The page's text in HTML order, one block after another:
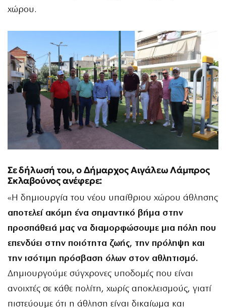
χώρου.
Σε δήλωσή του, ο Δήμαρχος Αιγάλεω Λάμπρος
Σκλαβούνος ανέφερε:
«Η δημιουργία του νέου υπαίθριου χώρου άθλησης
αποτελεί ακόμη ένα σημαντικό βήμα στην
προσπάθειά μας να διαμορφώσουμε μια πόλη που
επενδύει στην ποιότητα ζωής, την πρόληψη και
την ισότιμη πρόσβαση όλων στον αθλητισμό.
Δημιουργούμε σύγχρονες υποδομές που είναι
ανοιχτές σε κάθε πολίτη, χωρίς αποκλεισμούς, γιατί
πιστεύουμε ότι η άθληση είναι δικαίωμα και